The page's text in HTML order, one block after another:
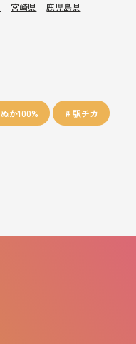
宮崎県
鹿児島県
か100% 駅チカ